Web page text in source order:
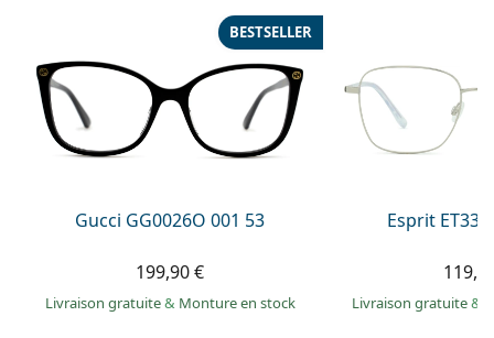
Gucci GG0026O 001 53
BESTSELLER
199,90 €
Livraison gratuite& Monture en stock
Esprit
Livraison gratuite&